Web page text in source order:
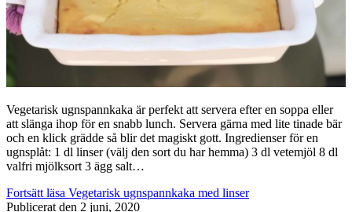
Vegetarisk ugnspannkaka är perfekt att servera efter en soppa eller
att slänga ihop för en snabb lunch. Servera gärna med lite tinade bär
och en klick grädde så blir det magiskt gott. Ingredienser för en
ugnsplåt: 1 dl linser (välj den sort du har hemma) 3 dl vetemjöl 8 dl
valfri mjölksort 3 ägg salt…
Fortsätt läsa Vegetarisk ugnspannkaka med linser
Publicerat den 2 juni, 2020